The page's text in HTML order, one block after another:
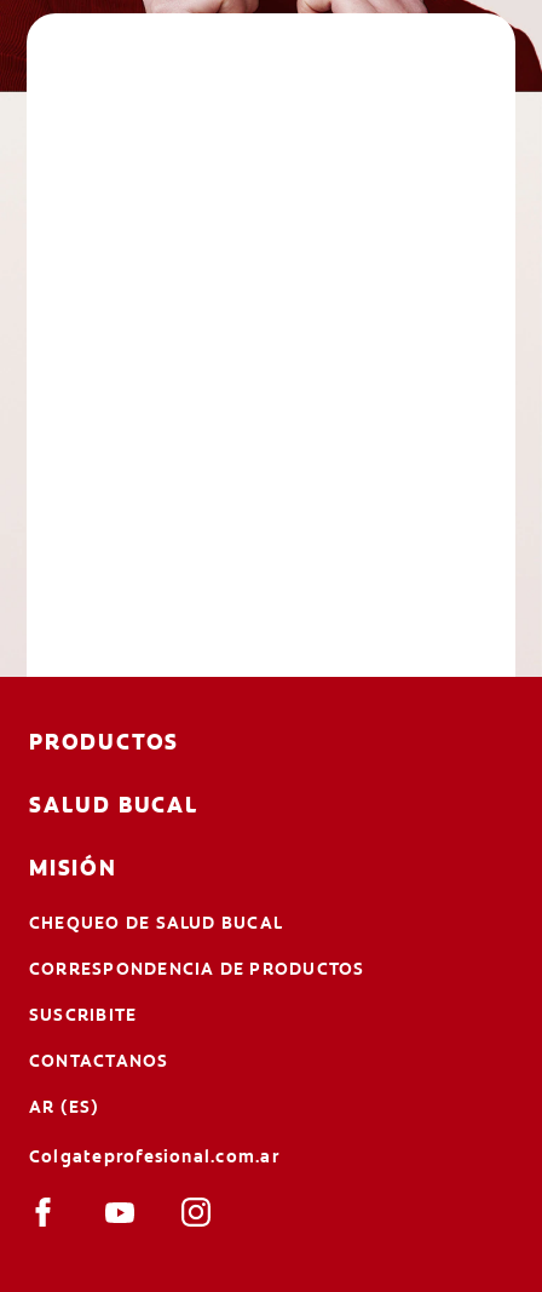
PRODUCTOS
SALUD BUCAL
MISIÓN
CHEQUEO DE SALUD BUCAL
CORRESPONDENCIA DE PRODUCTOS
SUSCRIBITE
CONTACTANOS
AR (ES)
Colgateprofesional.com.ar